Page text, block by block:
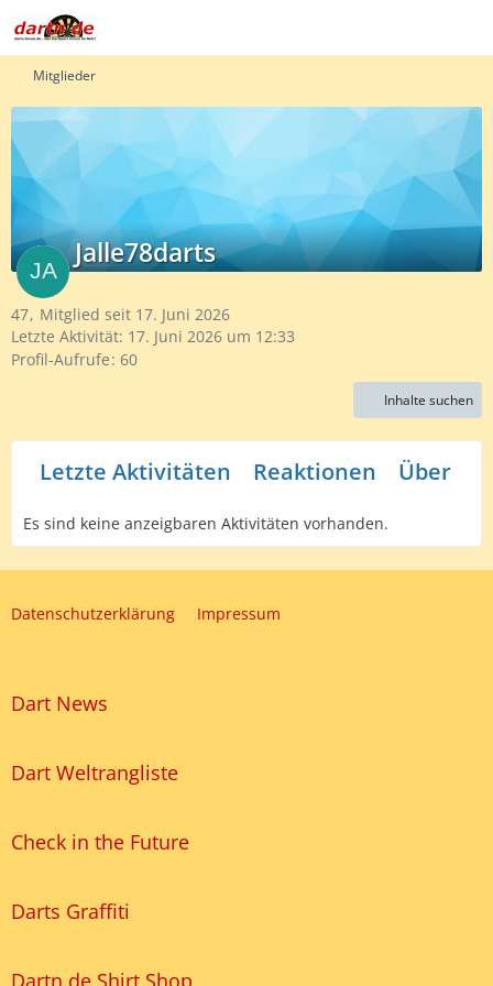
Mitglieder
Jalle78darts
47 Mitglied seit 17. Juni 2026
Letzte Aktivität: 17. Juni 2026 um 12:33
Profil-Aufrufe 60
Inhalte suchen
Letzte Aktivitäten Reaktionen Über
Es sind keine anzeigbaren Aktivitäten vorhanden.
Datenschutzerklärung Impressum
Dart News
Dart Weltrangliste
Check in the Future
Darts Graffiti
Dartn.de Shirt Shop